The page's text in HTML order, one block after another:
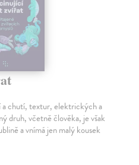
a chutí, textur, elektrických a
druh, včetně člověka, je však
a vnímá jen malý kousek